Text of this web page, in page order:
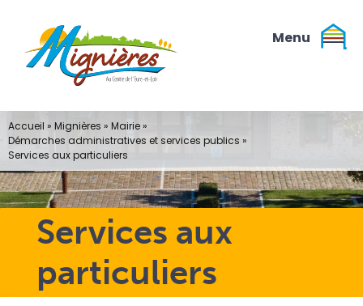
contenu
Services aux
particuliers
Accueil » Mignières » Mairie»
Démarches administratives et services publics »
Services aux particuliers